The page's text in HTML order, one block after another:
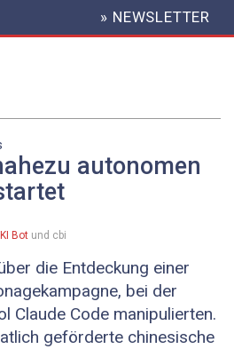
HEADER
MENU
» NEWSLETTER
autonomen
Bot und cbi
die Entdeckung einer
bei der
Claude Code manipulierten.
geförderte chinesische